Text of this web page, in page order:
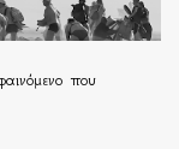
που